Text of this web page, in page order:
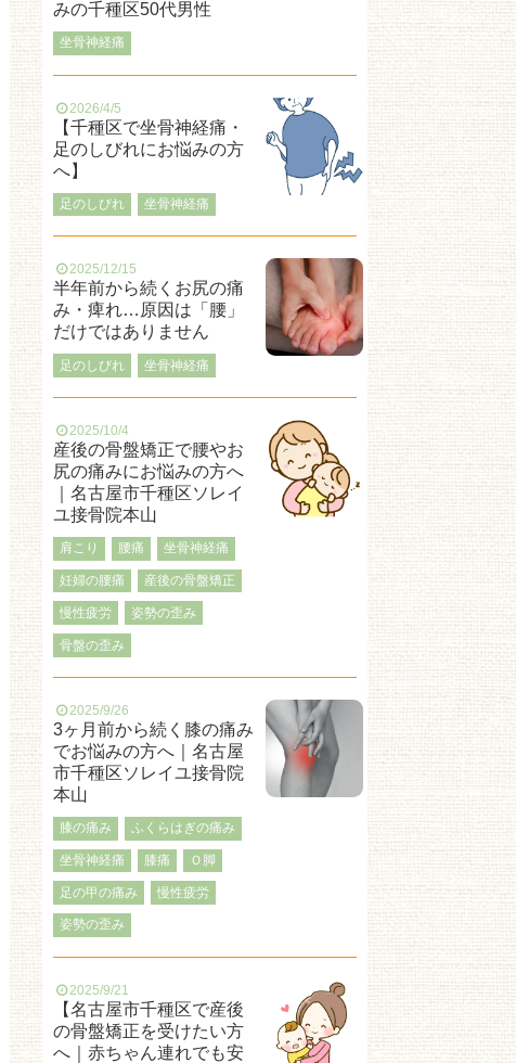
みの千種区50代男性
坐骨神経痛
2026/4/5
【千種区で坐骨神経痛・
足のしびれにお悩みの方
へ】
足のしびれ 坐骨神経痛
2025/12/15
半年前から続くお尻の痛
み・痺れ…原因は「腰」
だけではありません
足のしびれ 坐骨神経痛
2025/10/4
産後の骨盤矯正で腰やお
尻の痛みにお悩みの方へ
｜名古屋市千種区ソレイ
ユ接骨院本山
肩こり 腰痛 坐骨神経痛
妊婦の腰痛 産後の骨盤矯正
慢性疲労 姿勢の歪み
骨盤の歪み
2025/9/26
3ヶ月前から続く膝の痛み
でお悩みの方へ｜名古屋
市千種区ソレイユ接骨院
本山
膝の痛み ふくらはぎの痛み
坐骨神経痛 膝痛 Ｏ脚
足の甲の痛み 慢性疲労
姿勢の歪み
2025/9/21
【名古屋市千種区で産後
の骨盤矯正を受けたい方
へ｜赤ちゃん連れでも安